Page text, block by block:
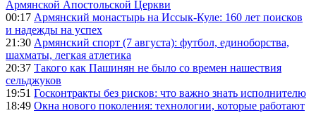
Армянской Апостольской Церкви
00:17 Армянский монастырь на Иссык-Куле: 160 лет поисков
и надежды на успех
21:30 Армянский спорт (7 августа): футбол, единоборства,
шахматы, легкая атлетика
20:37 Такого как Пашинян не было со времен нашествия
сельджуков
19:51 Госконтракты без рисков: что важно знать исполнителю
18:49 Окна нового поколения: технологии, которые работают